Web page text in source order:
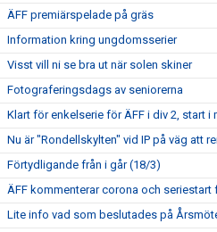
ÄFF premiärspelade på gräs
Information kring ungdomsserier
Visst vill ni se bra ut när solen skiner
Fotograferingsdags av seniorerna
Klart för enkelserie för ÄFF i div 2, start i
Nu är "Rondellskylten" vid IP på väg att
Förtydligande från i går (18/3)
ÄFF kommenterar corona och seriestart
Lite info vad som beslutades på